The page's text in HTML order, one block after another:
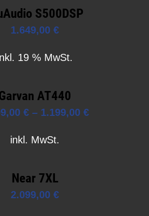
S500DSP
1.649,00€
19 % MwSt.
AT440
€ – 1.199,00€
inkl. MwSt.
Near 7XL
2.099,00€